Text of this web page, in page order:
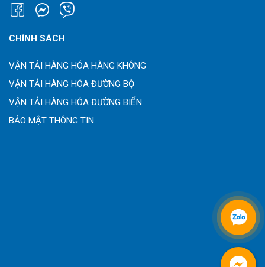
CHÍNH SÁCH
VẬN TẢI HÀNG HÓA HÀNG KHÔNG
VẬN TẢI HÀNG HÓA ĐƯỜNG BỘ
VẬN TẢI HÀNG HÓA ĐƯỜNG BIỂN
BẢO MẬT THÔNG TIN